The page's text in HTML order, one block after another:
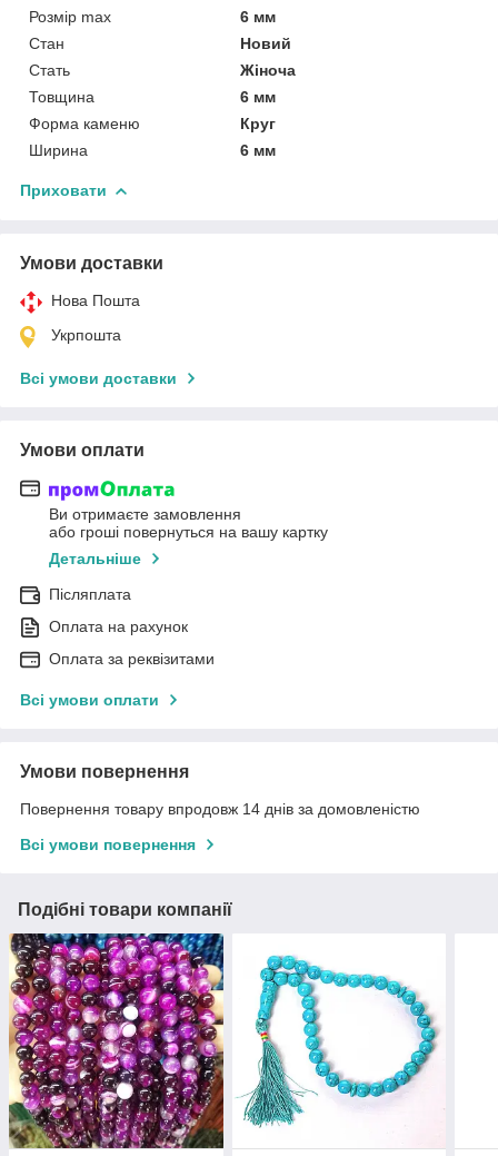
Розмір max
6 мм
Стан
Новий
Стать
Жіноча
Товщина
6 мм
Форма каменю
Круг
Ширина
6 мм
Приховати
Умови доставки
Нова Пошта
Укрпошта
Всі умови доставки
Умови оплати
Ви отримаєте замовлення
або гроші повернуться на вашу картку
Детальніше
Післяплата
Оплата на рахунок
Оплата за реквізитами
Всі умови оплати
Умови повернення
Повернення товару впродовж 14 днів за домовленістю
Всі умови повернення
Подібні товари компанії